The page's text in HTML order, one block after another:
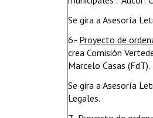
Se gira a Asesoría
6.- Proyecto de
crea Comisión
Marcelo Casas (FdT).
Se gira a Asesoría
Legales.